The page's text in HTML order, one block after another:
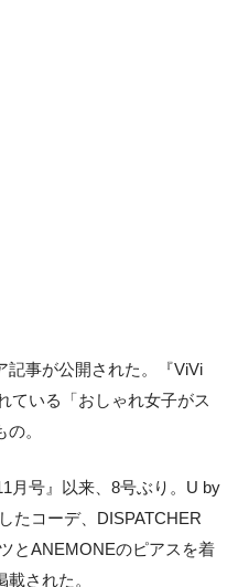
記事が公開された。『ViVi
ている「おしゃれ女子がス
。
月号』以来、8号ぶり。U by
たコーデ、DISPATCHER
とANEMONEのピアスを着
された。